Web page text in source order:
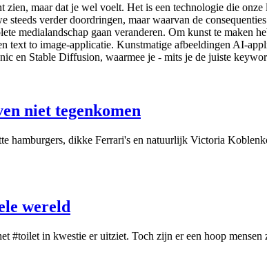
maar dat je wel voelt. Het is een technologie die
verder doordringen, maar waarvan de
medialandschap gaan veranderen. Om kunst te maken
text to image-applicatie. Kunstmatige afbeeldingen AI-
en Stable Diffusion, waarmee je - mits je de juiste
niet tegenkomen
hamburgers, dikke Ferrari's en natuurlijk Victoria
wereld
#toilet in kwestie er uitziet. Toch zijn er een hoop